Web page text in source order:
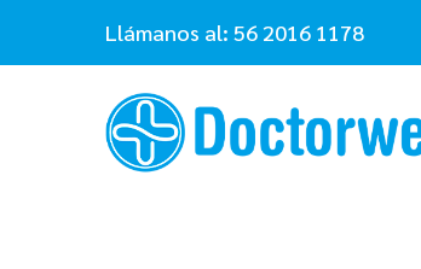
Llámanos al: 56 2016 1178